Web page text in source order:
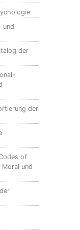
und
der
der
of
und